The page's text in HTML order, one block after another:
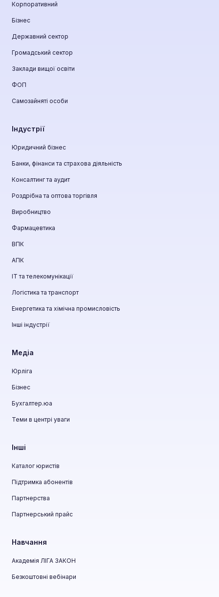
Корпоративний
Бізнес
Державний сектор
Громадський сектор
Заклади вищої освіти
ФОП
Самозайняті особи
Індустрії
Юридичний бізнес
Банки, фінанси та страхова діяльність
Консалтинг та аудит
Роздрібна та оптова торгівля
Виробництво
Фармацевтика
ВПК
АПК
ІТ та телекомунікації
Логістика та транспорт
Енергетика та хімічна промисловість
Інші індустрії
Медіа
Юрліга
Бізнес
Бухгалтер.юа
Теми в центрі уваги
Інші
Каталог юристів
Підтримка абонентів
Партнерства
Партнерський прайс
Навчання
Академія ЛІГА ЗАКОН
Безкоштовні вебінари